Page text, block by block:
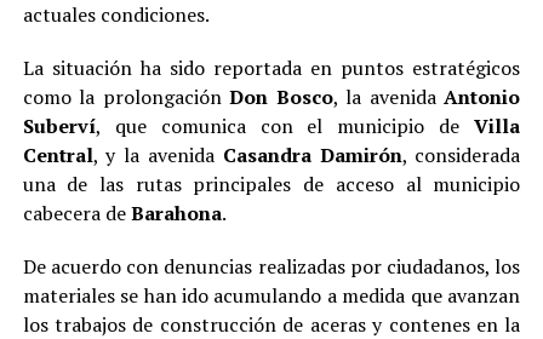
actuales condiciones.
La situación ha sido reportada en puntos estratégicos
como la prolongaciónDon Bosco, la avenidaAntonio
Suberví, que comunica con el municipio deVilla
Central, y la avenida Casandra Damirón, considerada
una de las rutas principales de acceso al municipio
cabecera deBarahona.
De acuerdo con denuncias realizadas por ciudadanos, los
materiales se han ido acumulando a medida que avanzan
los trabajos de construcción de aceras y contenes en la